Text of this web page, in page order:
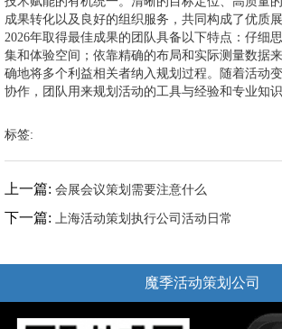
成果转化以及良好的组织服务，共同构成了优质
2026年取得最佳成果的团队具备以下特点：仔细
集和体验空间；依靠精确的布局和实际测量数据
确地将多个利益相关者纳入规划过程。随着活动
协作，团队用来规划活动的工具与经验和专业知识
标签:
上一篇: 会展会议策划需要注意什么
下一篇: 上海活动策划执行公司活动日常
魔季活动策划公司